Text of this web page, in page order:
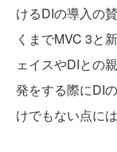
けるDIの導入の
くまでMVC 3と
ェイスやDIとの
発をする際にDI
けでもない点に